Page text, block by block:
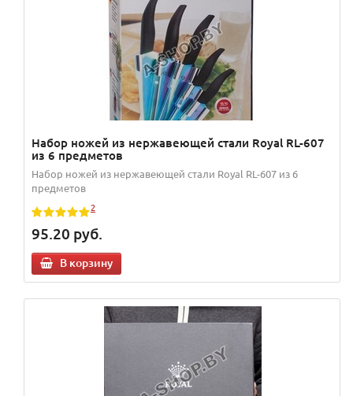
Набор ножей из нержавеющей стали Royal RL-607
из 6 предметов
Набор ножей из нержавеющей стали Royal RL-607 из 6
предметов
2
95.20 руб.
В корзину